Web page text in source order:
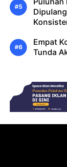
Empat
Tunda